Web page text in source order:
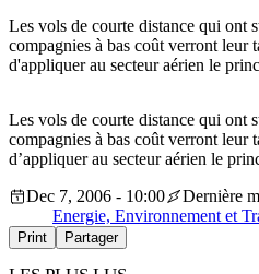
Les vols de courte distance qui ont
compagnies à bas coût verront leur
d'appliquer au secteur aérien le
Les vols de courte distance qui ont
compagnies à bas coût verront leur
d’appliquer au secteur aérien le
Dec 7, 2006 - 10:00
Dernière
Energie, Environnement et
Print Partager